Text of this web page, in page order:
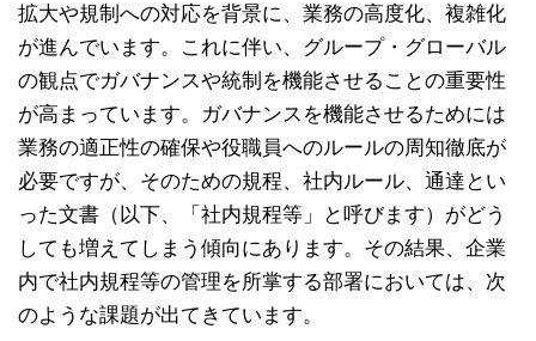
拡大や規制への対応を背景に、業務の高度化、複雑化
が進んでいます。これに伴い、グループ・グローバル
の観点でガバナンスや統制を機能させることの重要性
が高まっています。ガバナンスを機能させるためには
業務の適正性の確保や役職員へのルールの周知徹底が
必要ですが、そのための規程、社内ルール、通達とい
った文書（以下、「社内規程等」と呼びます）がどう
しても増えてしまう傾向にあります。その結果、企業
内で社内規程等の管理を所掌する部署においては、次
のような課題が出てきています。